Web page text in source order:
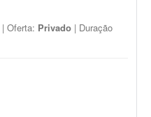
| Oferta: Privado | Duração